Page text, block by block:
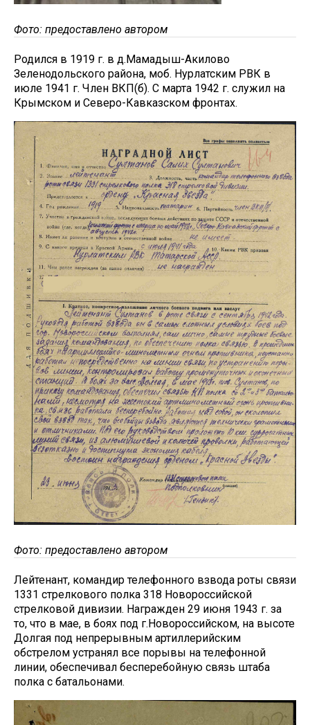
Фото: предоставлено автором
Родился в 1919 г. в д.Мамадыш-Акилово
Зеленодольского района, моб. Нурлатским РВК в
июле 1941 г. Член ВКП(б). С марта 1942 г. служил на
Крымском и Северо-Кавказском фронтах.
Фото: предоставлено автором
Лейтенант, командир телефонного взвода роты связи
1331 стрелкового полка 318 Новороссийской
стрелковой дивизии. Награжден 29 июня 1943 г. за
то, что в мае, в боях под г.Новороссийском, на высоте
Долгая под непрерывным артиллерийским
обстрелом устранял все порывы на телефонной
линии, обеспечивал бесперебойную связь штаба
полка с батальонами.